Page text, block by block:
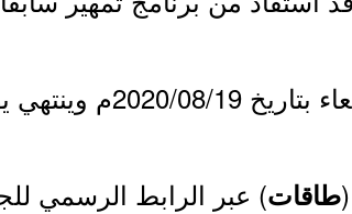
بتاريخ 2020/09/18م.
طاقات) عبر الرابط الرسمي